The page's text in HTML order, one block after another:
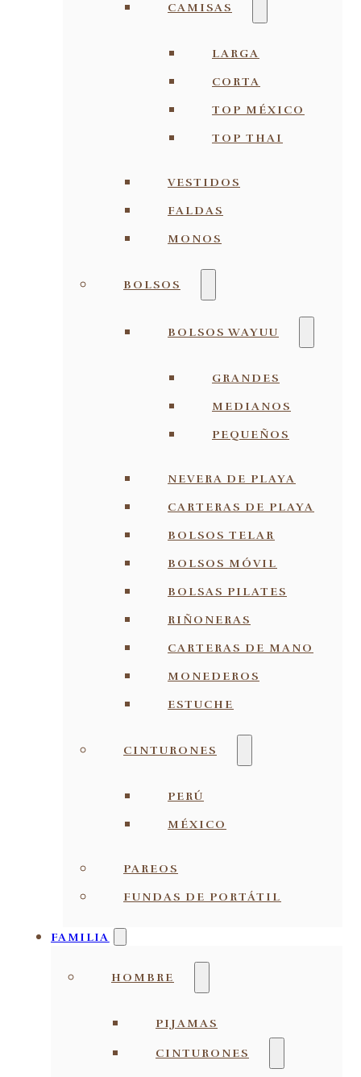
CAMISAS
LARGA
CORTA
TOP MÉXICO
TOP THAI
VESTIDOS
FALDAS
MONOS
BOLSOS
BOLSOS WAYUU
GRANDES
MEDIANOS
PEQUEÑOS
NEVERA DE PLAYA
CARTERAS DE PLAYA
BOLSOS TELAR
BOLSOS MÓVIL
BOLSAS PILATES
RIÑONERAS
CARTERAS DE MANO
MONEDEROS
ESTUCHE
CINTURONES
PERÚ
MÉXICO
PAREOS
FUNDAS DE PORTÁTIL
FAMILIA
HOMBRE
PIJAMAS
CINTURONES